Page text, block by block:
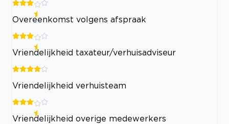
Overeenkomst volgens afspraak
Vriendelijkheid taxateur/verhuisadviseur
Vriendelijkheid verhuisteam
Vriendelijkheid overige medewerkers